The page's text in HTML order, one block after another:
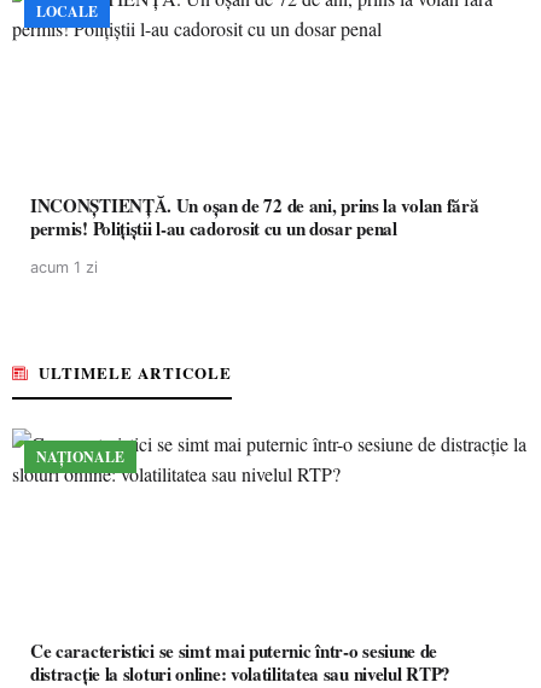
LOCALE
INCONȘTIENȚĂ. Un oșan de 72 de ani, prins la volan fără
permis! Polițiștii l-au cadorosit cu un dosar penal
acum 1 zi
ULTIMELE ARTICOLE
NAȚIONALE
Ce caracteristici se simt mai puternic într-o sesiune de
distracție la sloturi online: volatilitatea sau nivelul RTP?